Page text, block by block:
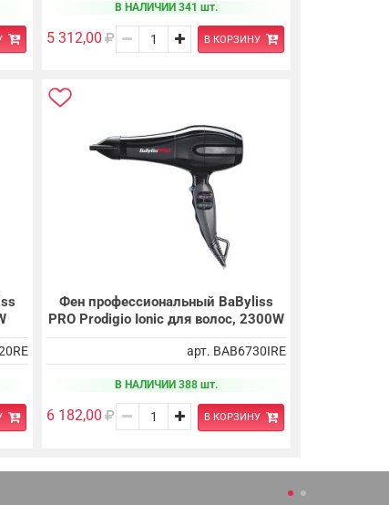
В НАЛИЧИИ 341 шт.
5 312,00 В КОРЗИНУ
Фен профессиональный BaByliss
PRO Prodigio Ionic для волос, 2300W
арт. BAB6730IRE
В НАЛИЧИИ 388 шт.
6 182,00 В КОРЗИНУ